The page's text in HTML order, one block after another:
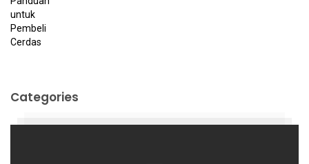
Categories